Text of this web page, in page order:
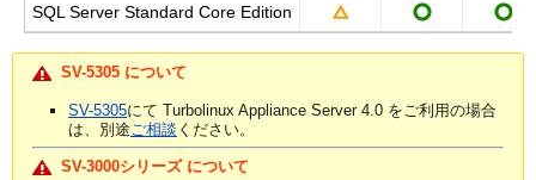
SQL Server Standard Core Edition
SV-5305 について
SV-5305にて Turbolinux Appliance Server 4.0 をご利用の場合
は、別途 ご相談 ください。
SV-3000シリーズ について